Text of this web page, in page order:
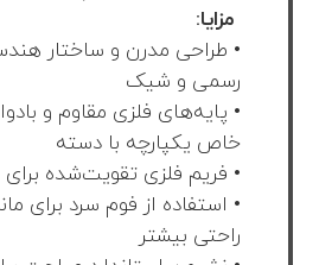
مزایا:
• طراحی مدرن و ساختار
رسمی و شیک
• پایه‌های فلزی مقاوم و
خاص یکپارچه با دسته
• فریم فلزی تقویت‌شده برای
• استفاده از فوم سرد برای
راحتی بیشتر